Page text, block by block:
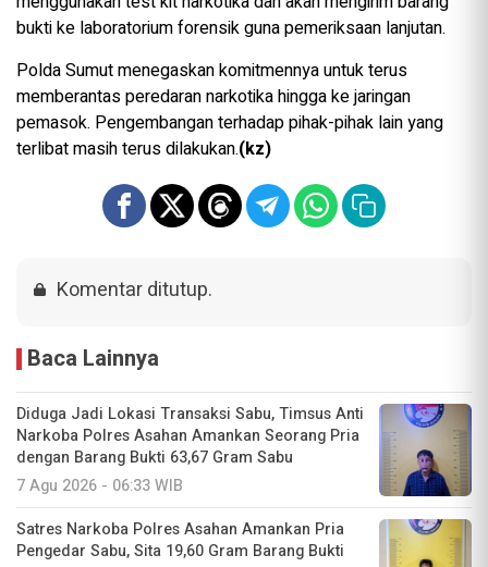
bukti ke laboratorium forensik guna pemeriksaan lanjutan.
Polda Sumut menegaskan komitmennya untuk terus
memberantas peredaran narkotika hingga ke jaringan
pemasok. Pengembangan terhadap pihak-pihak lain yang
terlibat masih terus dilakukan.(kz)
Komentar ditutup.
Baca Lainnya
Diduga Jadi Lokasi Transaksi Sabu, Timsus Anti
Narkoba Polres Asahan Amankan Seorang Pria
dengan Barang Bukti 63,67 Gram Sabu
7 Agu 2026 - 06:33 WIB
Satres Narkoba Polres Asahan Amankan Pria
Pengedar Sabu, Sita 19,60 Gram Barang Bukti